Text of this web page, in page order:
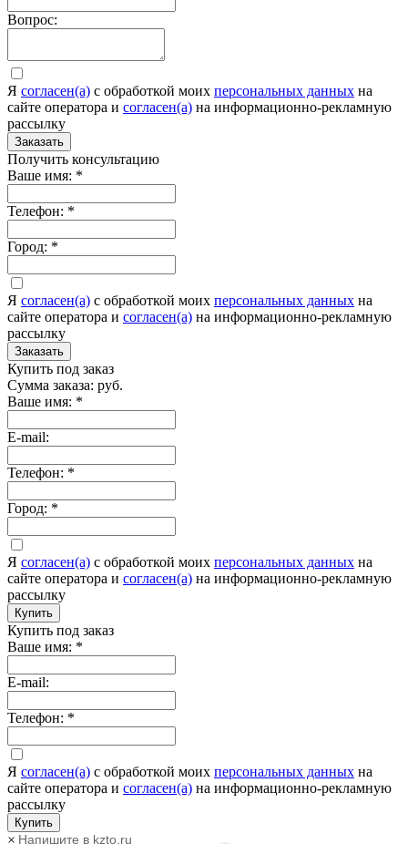
Вопрос:
Я согласен(а) c обработкой моих персональных данных на
сайте оператора и согласен(а) на информационно-рекламную
рассылку
Заказать
Получить консультацию
Ваше имя: *
Телефон: *
Город: *
Я согласен(а) c обработкой моих персональных данных на
сайте оператора и согласен(а) на информационно-рекламную
рассылку
Заказать
Купить под заказ
Сумма заказа: руб.
Ваше имя: *
E-mail:
Телефон: *
Город: *
Я согласен(а) c обработкой моих персональных данных на
сайте оператора и согласен(а) на информационно-рекламную
рассылку
Купить
Купить под заказ
Ваше имя: *
E-mail:
Телефон: *
Я согласен(а) c обработкой моих персональных данных на
сайте оператора и согласен(а) на информационно-рекламную
рассылку
Купить
Напишите в kzto.ru
×